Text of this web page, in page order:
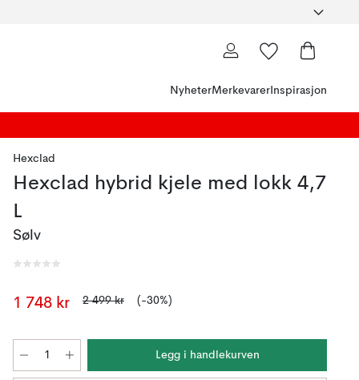
NyheterMerkevarer Inspirasjon
Hexclad
Hexclad hybrid kjele med lokk 4,7
L
Sølv
1 748 kr 2 499 kr (-30%)
Legg i handlekurven